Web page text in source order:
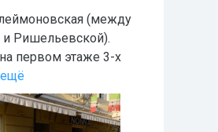
(между
Ришельевской).
первом этаже 3-х
ещё